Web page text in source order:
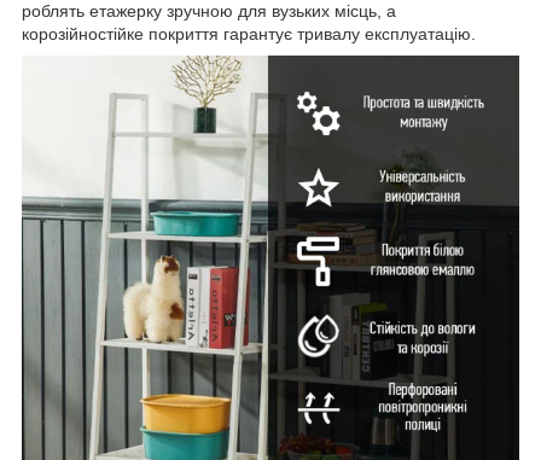
роблять етажерку зручною для вузьких місць, а
корозійностійке покриття гарантує тривалу експлуатацію.